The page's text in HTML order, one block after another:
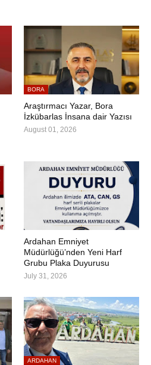
BORA
Araştırmacı Yazar, Bora
İzkübarlas İnsana dair Yazısı
August 01, 2026
Ardahan Emniyet
Müdürlüğü’nden Yeni Harf
Grubu Plaka Duyurusu
July 31, 2026
ARDAHAN